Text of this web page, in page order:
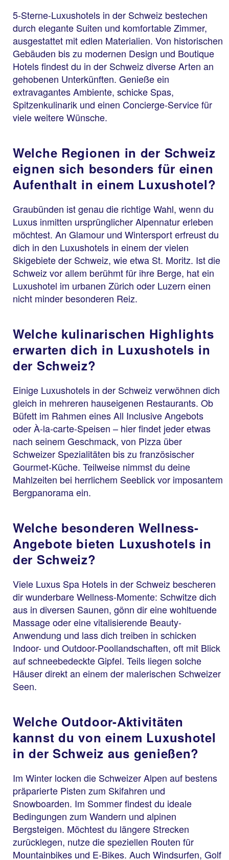
5-Sterne-Luxushotels in der Schweiz bestechen
durch elegante Suiten und komfortable Zimmer,
ausgestattet mit edlen Materialien. Von historischen
Gebäuden bis zu modernen Design und Boutique
Hotels findest du in der Schweiz diverse Arten an
gehobenen Unterkünften. Genieße ein
extravagantes Ambiente, schicke Spas,
Spitzenkulinarik und einen Concierge-Service für
viele weitere Wünsche.
Welche Regionen in der Schweiz
eignen sich besonders für einen
Aufenthalt in einem Luxushotel?
Graubünden ist genau die richtige Wahl, wenn du
Luxus inmitten ursprünglicher Alpennatur erleben
möchtest. An Glamour und Wintersport erfreust du
dich in den Luxushotels in einem der vielen
Skigebiete der Schweiz, wie etwa St. Moritz. Ist die
Schweiz vor allem berühmt für ihre Berge, hat ein
Luxushotel im urbanen Zürich oder Luzern einen
nicht minder besonderen Reiz.
Welche kulinarischen Highlights
erwarten dich in Luxushotels in
der Schweiz?
Einige Luxushotels in der Schweiz verwöhnen dich
gleich in mehreren hauseigenen Restaurants. Ob
Büfett im Rahmen eines All Inclusive Angebots
oder À-la-carte-Speisen – hier findet jeder etwas
nach seinem Geschmack, von Pizza über
Schweizer Spezialitäten bis zu französischer
Gourmet-Küche. Teilweise nimmst du deine
Mahlzeiten bei herrlichem Seeblick vor imposantem
Bergpanorama ein.
Welche besonderen Wellness-
Angebote bieten Luxushotels in
der Schweiz?
Viele Luxus Spa Hotels in der Schweiz bescheren
dir wunderbare Wellness-Momente: Schwitze dich
aus in diversen Saunen, gönn dir eine wohltuende
Massage oder eine vitalisierende Beauty-
Anwendung und lass dich treiben in schicken
Indoor- und Outdoor-Poollandschaften, oft mit Blick
auf schneebedeckte Gipfel. Teils liegen solche
Häuser direkt an einem der malerischen Schweizer
Seen.
Welche Outdoor-Aktivitäten
kannst du von einem Luxushotel
in der Schweiz aus genießen?
Im Winter locken die Schweizer Alpen auf bestens
präparierte Pisten zum Skifahren und
Snowboarden. Im Sommer findest du ideale
Bedingungen zum Wandern und alpinen
Bergsteigen. Möchtest du längere Strecken
zurücklegen, nutze die speziellen Routen für
Mountainbikes und E-Bikes. Auch Windsurfen, Golf